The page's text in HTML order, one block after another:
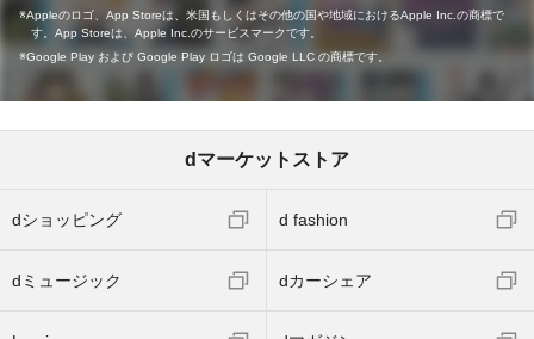
Appleのロゴ、App Storeは、米国もしくはその他の国や地域におけるApple Inc.の商標で
す。App Storeは、Apple Inc.のサービスマークです。
Google Play および Google Play ロゴは Google LLC の商標です。
dマーケットストア
dショッピング d fashion
dミュージック dカーシェア